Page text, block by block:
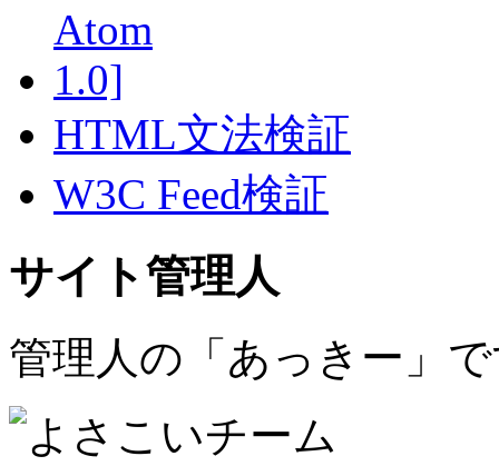
HTML文法検証
W3C Feed検証
サイト管理人
管理人の「あっきー」